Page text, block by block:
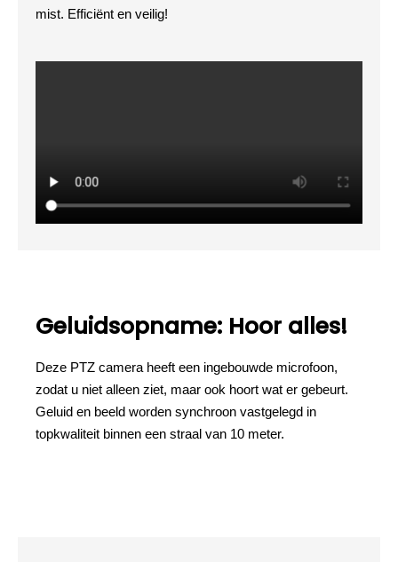
mist. Efficiënt en veilig!
Geluidsopname: Hoor alles!
Deze PTZ camera heeft een ingebouwde microfoon,
zodat u niet alleen ziet, maar ook hoort wat er gebeurt.
Geluid en beeld worden synchroon vastgelegd in
topkwaliteit binnen een straal van 10 meter.